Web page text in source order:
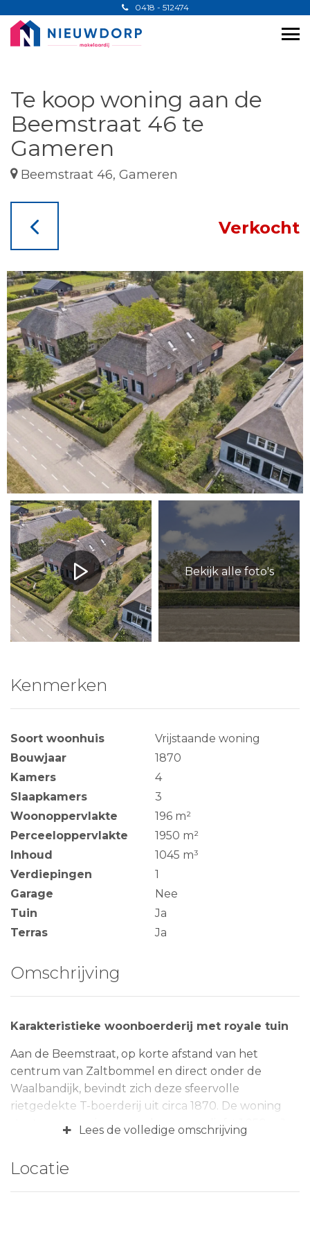
0418 - 512474
Te koop woning aan de
Beemstraat 46 te
Gameren
Beemstraat 46, Gameren
Verkocht
Bekijk alle foto's
Kenmerken
Soort woonhuis
Vrijstaande woning
Bouwjaar
1870
Kamers
4
Slaapkamers
3
Woonoppervlakte
196 m²
Perceeloppervlakte
1950 m²
Inhoud
1045 m³
Verdiepingen
1
Garage
Nee
Tuin
Ja
Terras
Ja
Omschrijving
Karakteristieke woonboerderij met royale tuin
Aan de Beemstraat, op korte afstand van het
centrum van Zaltbommel en direct onder de
Waalbandijk, bevindt zich deze sfeervolle
rietgedekte T-boerderij uit circa 1870. De woning
staat op een ruim perceel van maar liefst 1.950 m²,
met achter de boerderij een diepe, groene tuin
natuur. Voor wie houdt van landelijk wonen met
vrijheid, maar tegelijkertijd de voorzieningen van de
+ Lees de volledige omschrijving
Locatie